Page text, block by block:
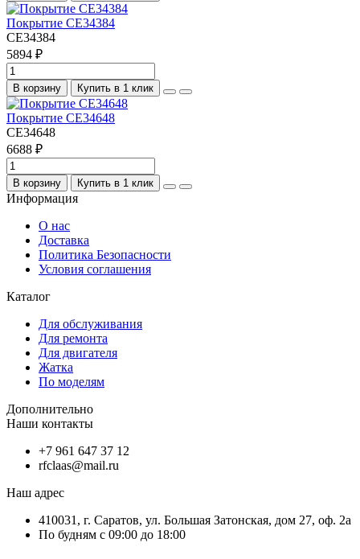
Покрытие CE34384
CE34384
5894 ₽
В корзину Купить в 1 клик
Покрытие CE34648
CE34648
6688 ₽
В корзину Купить в 1 клик
Информация
О нас
Доставка
Политика Безопасности
Условия соглашения
Каталог
Для обслуживания
Для ремонта
Для двигателя
Жатка
По моделям
Дополнительно
Наши контакты
+7 961 647 37 12
rfclaas@mail.ru
Наш адрес
410031, г. Саратов, ул. Большая Затонская, дом 27, оф. 2а
По будням с 09:00 до 18:00